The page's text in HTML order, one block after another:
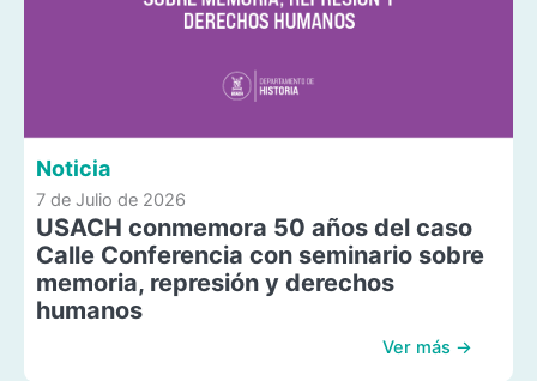
Noticia
7 de Julio de 2026
USACH conmemora 50 años del caso
Calle Conferencia con seminario sobre
memoria, represión y derechos
humanos
Ver más →